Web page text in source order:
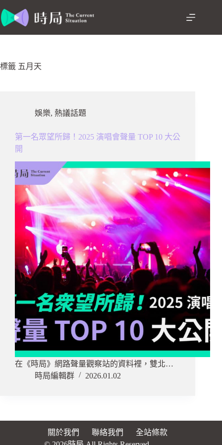
至
容
標籤 五月天
娛樂, 熱議話題
第一名眾望所歸！2025 演唱會聲量 TOP 10 大公
開
在《時局》網路聲量觀察站的資料裡，雙北…
時局編輯群
2026.01.02
關於我們 聯絡我們
全站條款